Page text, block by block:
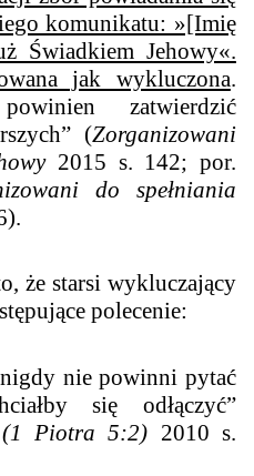
komunikatu: »[Imię
Świadkiem Jehowy«.
jak wykluczona.
zatwierdzić
(Zorganizowani
2015 s. 142; por.
do spełniania
).
starsi wykluczający
polecenie:
nigdy nie powinni pytać
się odłączyć”
(1 Piotra 5:2) 2010 s.